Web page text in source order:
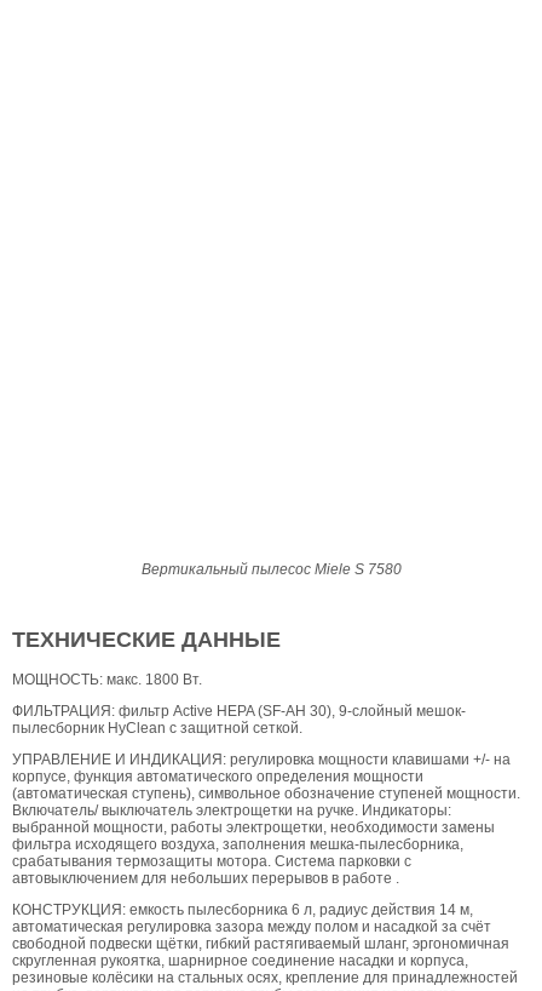
Вертикальный пылесос Miele S 7580
ТЕХНИЧЕСКИЕ ДАННЫЕ
МОЩНОСТЬ: макс. 1800 Вт.
ФИЛЬТРАЦИЯ: фильтр Active HEPA (SF-AH 30), 9-слойный мешок-
пылесборник HyClean с защитной сеткой.
УПРАВЛЕНИЕ И ИНДИКАЦИЯ: регулировка мощности клавишами +/- на
корпусе, функция автоматического определения мощности
(автоматическая ступень), символьное обозначение ступеней мощности.
Включатель/ выключатель электрощетки на ручке. Индикаторы:
выбранной мощности, работы электрощетки, необходимости замены
фильтра исходящего воздуха, заполнения мешка-пылесборника,
срабатывания термозащиты мотора. Система парковки с
автовыключением для небольших перерывов в работе .
КОНСТРУКЦИЯ: емкость пылесборника 6 л, радиус действия 14 м,
автоматическая регулировка зазора между полом и насадкой за счёт
свободной подвески щётки, гибкий растягиваемый шланг, эргономичная
скругленная рукоятка, шарнирное соединение насадки и корпуса,
резиновые колёсики на стальных осях, крепление для принадлежностей